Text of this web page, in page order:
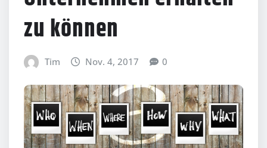
zu können
Tim Nov. 4, 2017 0